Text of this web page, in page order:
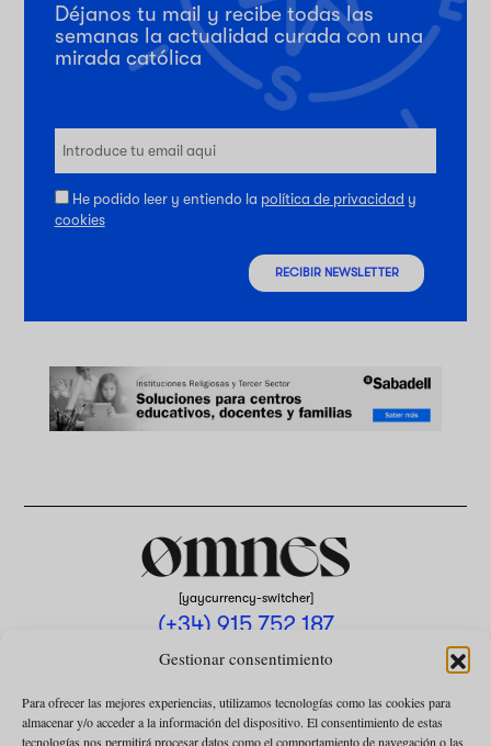
Gestionar consentimiento
Para ofrecer las mejores experiencias, utilizamos tecnologías como las cookies para
almacenar y/o acceder a la información del dispositivo. El consentimiento de estas
tecnologías nos permitirá procesar datos como el comportamiento de navegación o las
Déjanos tu mail y recibe todas las
semanas la actualidad curada con una
mirada católica
He podido leer y entiendo la política de privacidad y
cookies
RECIBIR NEWSLETTER
[yaycurrency-switcher]
(+34) 915 752 187
omnes@omnesmag.com